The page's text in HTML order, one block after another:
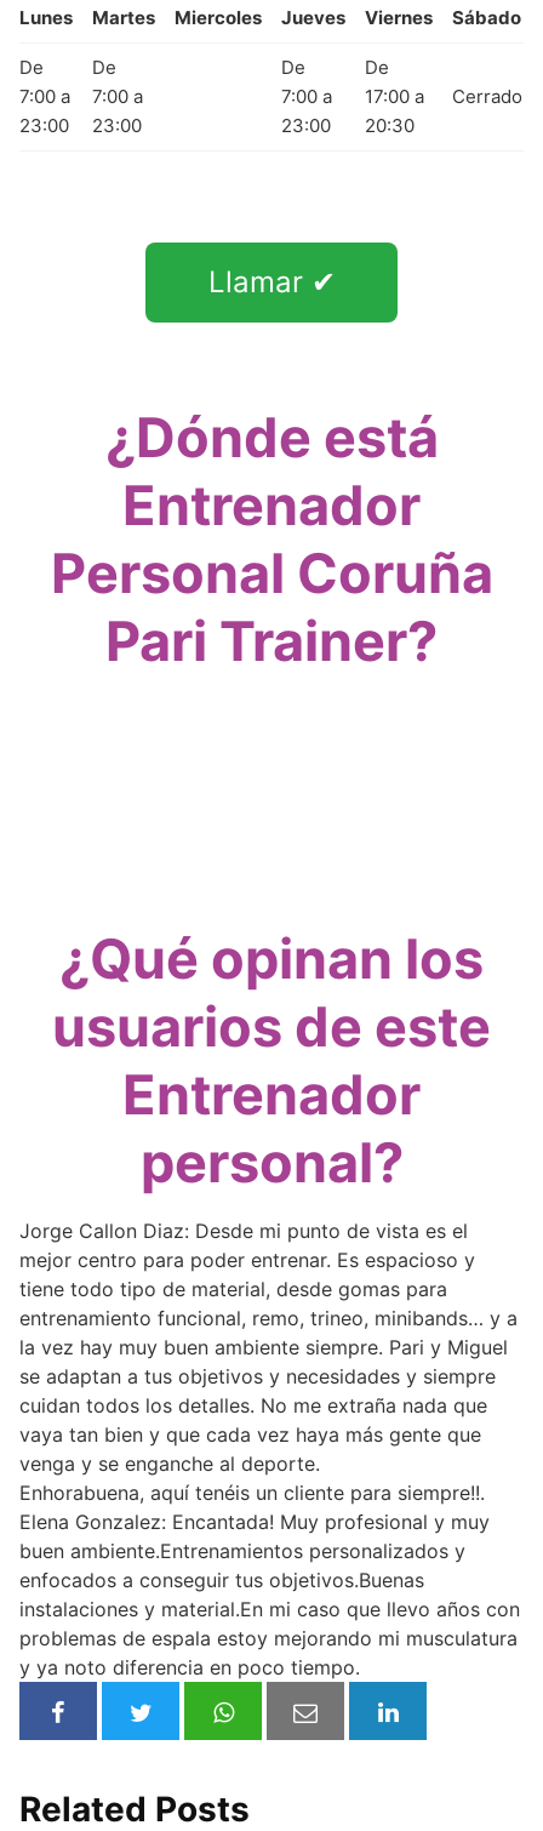
Lunes Martes Miercoles Jueves Viernes Sábado
De
7:00 a
23:00
De
7:00 a
23:00
De
7:00 a
23:00
De
17:00 a
20:30
Cerrado
Llamar ✔
¿Dónde está
Entrenador
Personal Coruña
Pari Trainer?
¿Qué opinan los
usuarios de este
Entrenador
personal?
Jorge Callon Diaz: Desde mi punto de vista es el
mejor centro para poder entrenar. Es espacioso y
tiene todo tipo de material, desde gomas para
entrenamiento funcional, remo, trineo, minibands… y a
la vez hay muy buen ambiente siempre. Pari y Miguel
se adaptan a tus objetivos y necesidades y siempre
cuidan todos los detalles. No me extraña nada que
vaya tan bien y que cada vez haya más gente que
venga y se enganche al deporte.
Enhorabuena, aquí tenéis un cliente para siempre!!.
Elena Gonzalez: Encantada! Muy profesional y muy
buen ambiente.Entrenamientos personalizados y
enfocados a conseguir tus objetivos.Buenas
instalaciones y material.En mi caso que llevo años con
problemas de espala estoy mejorando mi musculatura
y ya noto diferencia en poco tiempo.
Related Posts